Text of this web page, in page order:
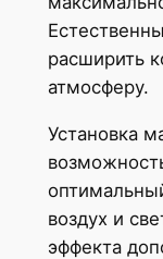
расширить
атмосферу.
Установка
воздух и
эффекта